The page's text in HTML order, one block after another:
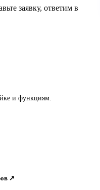
заявку, ответим в
и функциям.
↗